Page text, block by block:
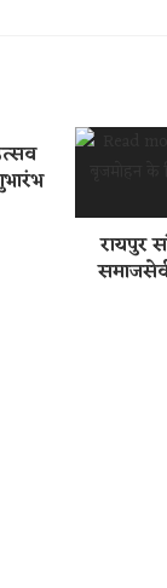
रायपुर